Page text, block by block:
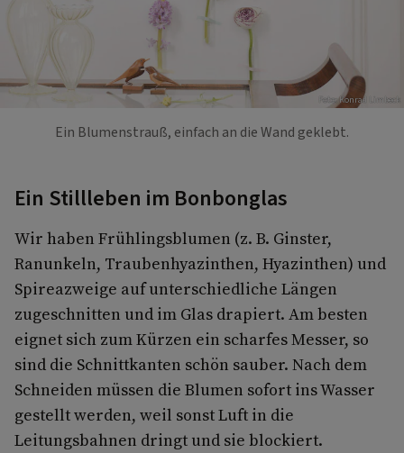
Foto: Konrad Limbeck
Ein Blumenstrauß, einfach an die Wand geklebt.
Ein Stillleben im Bonbonglas
Wir haben Frühlingsblumen (z. B. Ginster,
Ranunkeln, Traubenhyazinthen, Hyazinthen) und
Spireazweige auf unterschiedliche Längen
zugeschnitten und im Glas drapiert. Am besten
eignet sich zum Kürzen ein scharfes Messer, so
sind die Schnittkanten schön sauber. Nach dem
Schneiden müssen die Blumen sofort ins Wasser
gestellt werden, weil sonst Luft in die
Leitungsbahnen dringt und sie blockiert.